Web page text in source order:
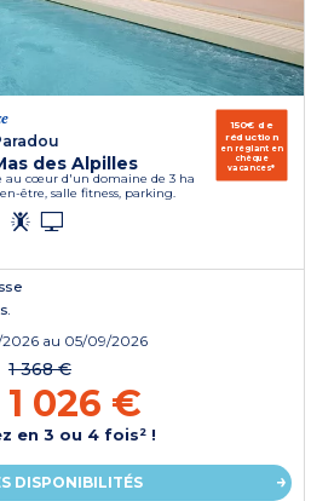
des Alpilles
au cœur d'un domaine de 3 ha
être, salle fitness, parking.
150€ de
réduction
en réglant en
chèque
vacances*
au 05/09/2026
1 368 €
1 026 €
en 3 ou 4 fois² !
DISPONIBILITÉS